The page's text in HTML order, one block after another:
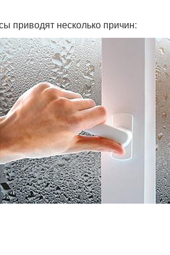
приводят несколько причин: